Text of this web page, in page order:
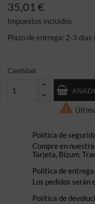
35,01 €
Impuestos incluidos
Plazo de entrega: 2-3
Cantidad

Política de
Compre en
Tarjeta, Bizum,
Política de entrega
Los pedidos serán
Política de